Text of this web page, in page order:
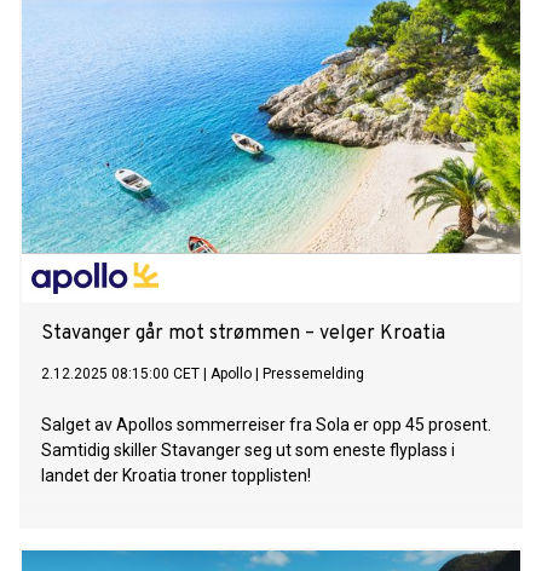
Stavanger går mot strømmen – velger Kroatia
2.12.2025 08:15:00 CET Apollo Pressemelding
Salget av Apollos sommerreiser fra Sola er opp 45 prosent.
Samtidig skiller Stavanger seg ut som eneste flyplass i
landet der Kroatia troner topplisten!